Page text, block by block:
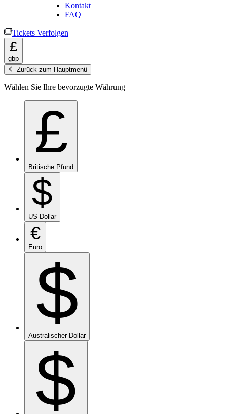
Kontakt
FAQ
Tickets Verfolgen
£
gbp
Zurück zum Hauptmenü
Wählen Sie Ihre bevorzugte Währung
£
Britische Pfund
$
US-Dollar
€
Euro
$
Australischer Dollar
$